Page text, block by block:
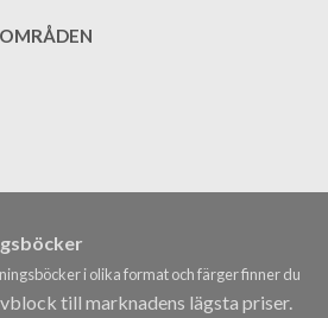
i olika format och färger finner du
till marknadens lägsta priser.